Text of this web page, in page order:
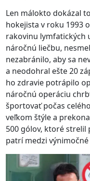
Len málokto dokázal
hokejista v roku 1993
rakovinu lymfatických
náročnú liečbu,
nezabránilo, aby sa
a neodohral ešte 20
ho zdravie potrápilo
náročnú operáciu
športovať počas
veľkom štýle a
500 gólov, ktoré strelil
patrí medzi